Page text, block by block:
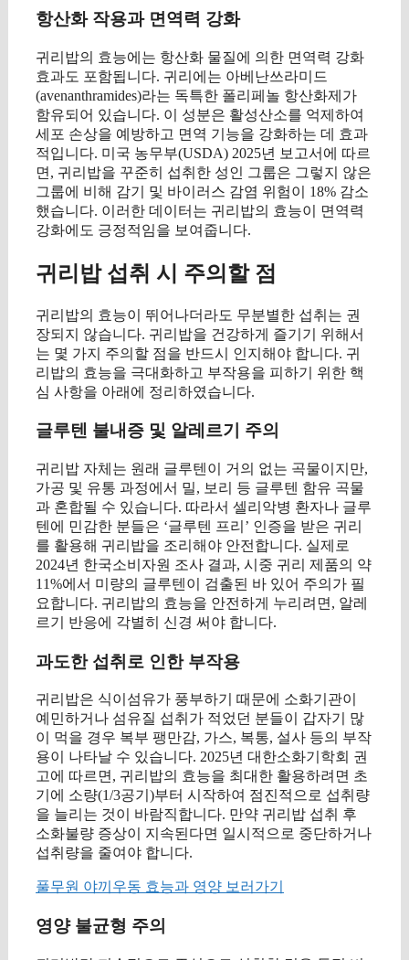
항산화 작용과 면역력 강화
귀리밥의 효능에는 항산화 물질에 의한 면역력 강화
효과도 포함됩니다. 귀리에는 아베난쓰라미드
(avenanthramides)라는 독특한 폴리페놀 항산화제가
함유되어 있습니다. 이 성분은 활성산소를 억제하여
세포 손상을 예방하고 면역 기능을 강화하는 데 효과
적입니다. 미국 농무부(USDA) 2025년 보고서에 따르
면, 귀리밥을 꾸준히 섭취한 성인 그룹은 그렇지 않은
그룹에 비해 감기 및 바이러스 감염 위험이 18% 감소
했습니다. 이러한 데이터는 귀리밥의 효능이 면역력
강화에도 긍정적임을 보여줍니다.
귀리밥 섭취 시 주의할 점
귀리밥의 효능이 뛰어나더라도 무분별한 섭취는 권
장되지 않습니다. 귀리밥을 건강하게 즐기기 위해서
는 몇 가지 주의할 점을 반드시 인지해야 합니다. 귀
리밥의 효능을 극대화하고 부작용을 피하기 위한 핵
심 사항을 아래에 정리하였습니다.
글루텐 불내증 및 알레르기 주의
귀리밥 자체는 원래 글루텐이 거의 없는 곡물이지만,
가공 및 유통 과정에서 밀, 보리 등 글루텐 함유 곡물
과 혼합될 수 있습니다. 따라서 셀리악병 환자나 글루
텐에 민감한 분들은 ‘글루텐 프리’ 인증을 받은 귀리
를 활용해 귀리밥을 조리해야 안전합니다. 실제로
2024년 한국소비자원 조사 결과, 시중 귀리 제품의 약
11%에서 미량의 글루텐이 검출된 바 있어 주의가 필
요합니다. 귀리밥의 효능을 안전하게 누리려면, 알레
르기 반응에 각별히 신경 써야 합니다.
과도한 섭취로 인한 부작용
귀리밥은 식이섬유가 풍부하기 때문에 소화기관이
예민하거나 섬유질 섭취가 적었던 분들이 갑자기 많
이 먹을 경우 복부 팽만감, 가스, 복통, 설사 등의 부작
용이 나타날 수 있습니다. 2025년 대한소화기학회 권
고에 따르면, 귀리밥의 효능을 최대한 활용하려면 초
기에 소량(1/3공기)부터 시작하여 점진적으로 섭취량
을 늘리는 것이 바람직합니다. 만약 귀리밥 섭취 후
소화불량 증상이 지속된다면 일시적으로 중단하거나
섭취량을 줄여야 합니다.
풀무원 야끼우동 효능과 영양 보러가기
영양 불균형 주의